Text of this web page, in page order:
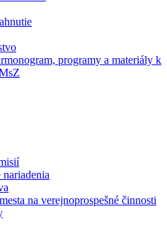
programy a materiály k
nariadenia
na verejnoprospešné činnosti